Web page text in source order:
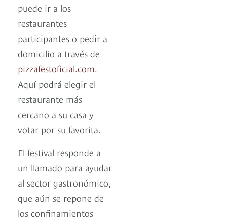
puede ir a los
restaurantes
participantes o pedir a
domicilio a través de
pizzafestoficial.com.
Aquí podrá elegir el
restaurante más
cercano a su casa y
votar por su favorita.
El festival responde a
un llamado para ayudar
al sector gastronómico,
que aún se repone de
los confinamientos